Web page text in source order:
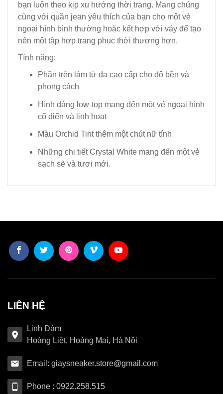
bạn luôn theo kịp xu hướng thời trang. Mang chúng
cùng với quần jean yêu thích của bạn cho một vẻ
ngoại hình bình thường hoặc kết hợp với váy để tạo
nên một tập hợp trang phục thời thượng hơn.
Tính năng:
Phần trên làm từ da cao cấp cho độ bền và
phong cách
Hình dáng low-top mang đến một vẻ ngoại hình
cổ điển và linh hoạt
Màu Orchid Tint thêm một chút nữ tính
Những chi tiết Crystal White mang đến một vẻ
sạch sẽ và tươi mới.
LIÊN HỆ
Linh Đàm
Hoàng Liệt, Hoàng Mai, Hà Nội
Email: giaysneaker.store@gmail.com
Phone : 0922.258.515